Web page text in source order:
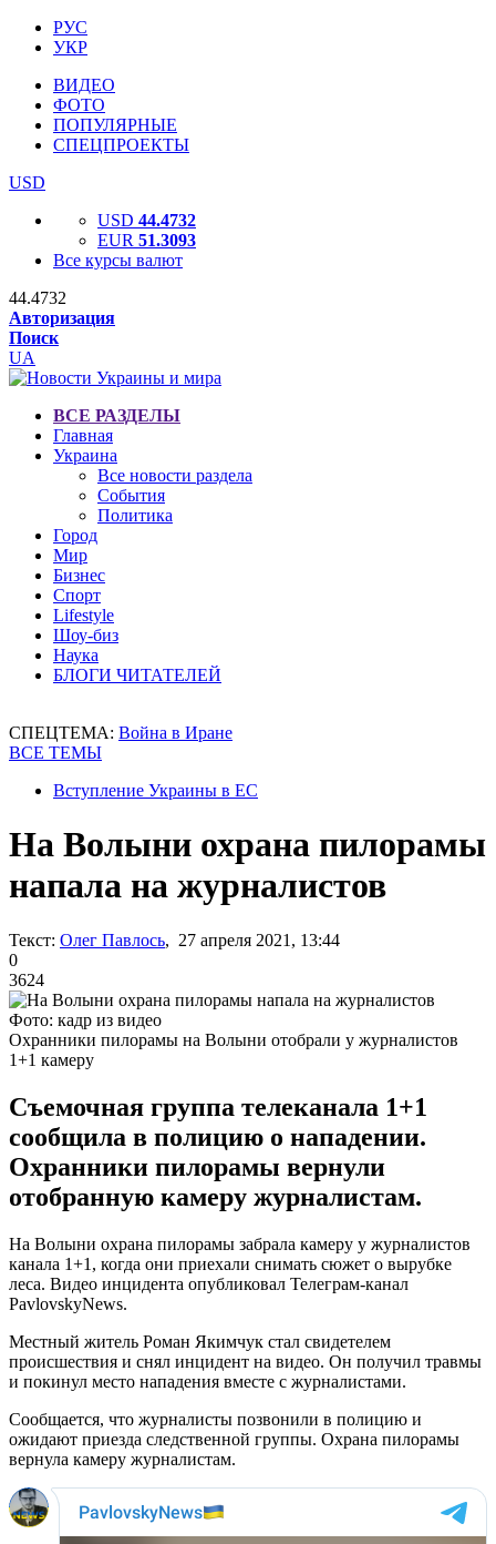
РУС
УКР
ВИДЕО
ФОТО
ПОПУЛЯРНЫЕ
СПЕЦПРОЕКТЫ
USD
USD 44.4732
EUR 51.3093
Все курсы валют
44.4732
Авторизация
Поиск
UA
ВСЕ РАЗДЕЛЫ
Главная
Украина
Все новости раздела
События
Политика
Город
Мир
Бизнес
Спорт
Lifestyle
Шоу-биз
Наука
БЛОГИ ЧИТАТЕЛЕЙ
СПЕЦТЕМА: Война в Иране
ВСЕ ТЕМЫ
Вступление Украины в ЕС
На Волыни охрана пилорамы
напала на журналистов
Текст: Олег Павлось, 27 апреля 2021, 13:44
0
3624
Фото: кадр из видео
Охранники пилорамы на Волыни отобрали у журналистов
1+1 камеру
Съемочная группа телеканала 1+1
сообщила в полицию о нападении.
Охранники пилорамы вернули
отобранную камеру журналистам.
На Волыни охрана пилорамы забрала камеру у журналистов
канала 1+1, когда они приехали снимать сюжет о вырубке
леса. Видео инцидента опубликовал Телеграм-канал
PavlovskyNews.
Местный житель Роман Якимчук стал свидетелем
происшествия и снял инцидент на видео. Он получил травмы
и покинул место нападения вместе с журналистами.
Сообщается, что журналисты позвонили в полицию и
ожидают приезда следственной группы. Охрана пилорамы
вернула камеру журналистам.